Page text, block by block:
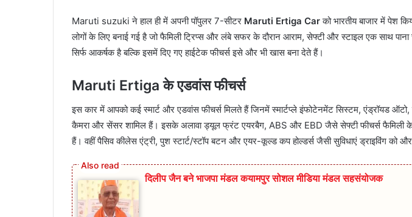
Maruti suzuki ने हाल ही में अपनी पॉपुलर 7-सीटर Maruti Ertiga Carको भारतीय बाजार में पेश
लोगों के लिए बनाई गई है जो फैमिली ट्रिप्स और लंबे सफर के दौरान आराम, सेफ्टी और स्टाइल एक साथ
सिर्फ आकर्षक है बल्कि इसमें दिए गए हाईटेक फीचर्स इसे और भी खास बना देते हैं।
Maruti Ertiga के एडवांस फीचर्स
इस कार में आपको कई स्मार्ट और एडवांस फीचर्स मिलते हैं जिनमें स्मार्टप्ले इंफोटेनमेंट सिस्टम, एंड्रॉयड ऑटो,
कैमरा और सेंसर शामिल हैं। इसके अलावा ड्यूल फ्रंट एयरबैग, ABS और EBD जैसे सेफ्टी फीचर्स फैमिली के
हैं। वहीं पैसिव कीलेस एंट्री, पुश स्टार्ट/स्टॉप बटन और एयर-कूल्ड कप होल्डर्स जैसी सुविधाएं ड्राइविंग को
दिलीप जैन बने भाजपा मंडल कयामपुर सोशल मीडिया मंडल सहसंयोजक